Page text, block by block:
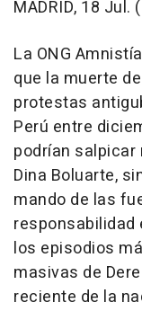
MADRID, 18 Jul.
La ONG
que la muerte
protestas
Perú entre
podrían salpicar
Dina Boluarte,
mando de las
responsabilidad
los episodios
masivas de
reciente de la